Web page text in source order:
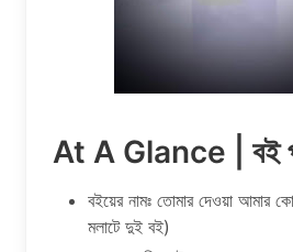
At A Glance | বই
বইয়ের নামঃ তোমার দেওয়া আমার
মলাটে দুই বই)